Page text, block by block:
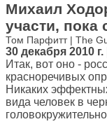
Михаил
участи, пока
Том Парфитт | The
30 декабря 2010 г.
Итак, вот оно -
красноречивых
Никаких
вида человек в